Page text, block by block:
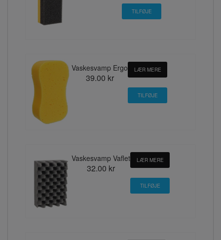
Vaskesvamp Ergo
39.00 kr
LÆR MERE
Vaskesvamp Vaflet
32.00 kr
LÆR MERE